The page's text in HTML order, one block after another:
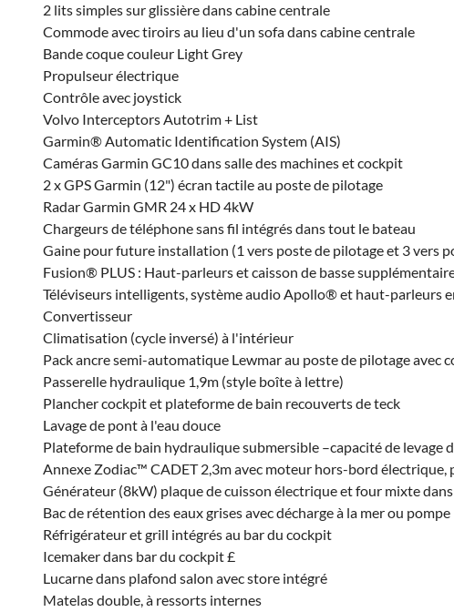
2 lits simples sur glissière dans cabine centrale
Commode avec tiroirs au lieu d'un sofa dans cabine centrale
Bande coque couleur Light Grey
Propulseur électrique
Contrôle avec joystick
Volvo Interceptors Autotrim + List
Garmin® Automatic Identification System (AIS)
Caméras Garmin GC10 dans salle des machines et cockpit
2 x GPS Garmin (12") écran tactile au poste de pilotage
Radar Garmin GMR 24 x HD 4kW
Chargeurs de téléphone sans fil intégrés dans tout le bateau
Gaine pour future installation (1 vers poste de pilotage et 3 vers
Fusion® PLUS : Haut-parleurs et caisson de basse
Téléviseurs intelligents, système audio Apollo® et haut-parleurs
Convertisseur
Climatisation (cycle inversé) à l'intérieur
Pack ancre semi-automatique Lewmar au poste de pilotage
Passerelle hydraulique 1,9m (style boîte à lettre)
Plancher cockpit et plateforme de bain recouverts de teck
Lavage de pont à l'eau douce
Plateforme de bain hydraulique submersible –capacité de levage
Annexe Zodiac™ CADET 2,3m avec moteur hors-bord
Générateur (8kW) plaque de cuisson électrique et four mixte
Bac de rétention des eaux grises avec décharge à la mer ou pompe
Réfrigérateur et grill intégrés au bar du cockpit
Icemaker dans bar du cockpit £
Lucarne dans plafond salon avec store intégré
Matelas double, à ressorts internes